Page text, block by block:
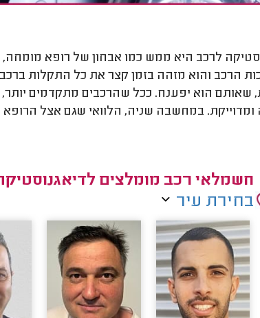
לרכב היא ממש כמו אבחון של רופא
הרכב והוא מזהה בזמן קצר את כל התקלות
שאותם הוא יפענח. ככל שהרכבים מתקדמים
ומדוייקת. במחשבה שניה, הלוואי שגם אצל
חשמלאי רכב מומלצים
בחירת עיר